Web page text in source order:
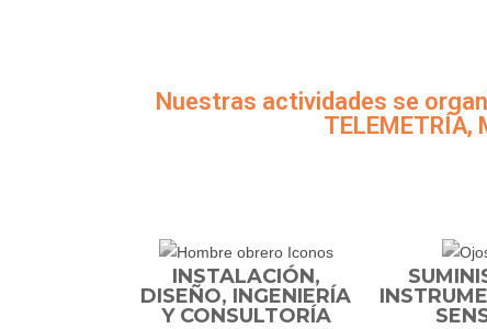
Nuestras actividades se
TELEMETRÍA,
INSTALACIÓN,
DISEÑO, INGENIERÍA
Y CONSULTORÍA